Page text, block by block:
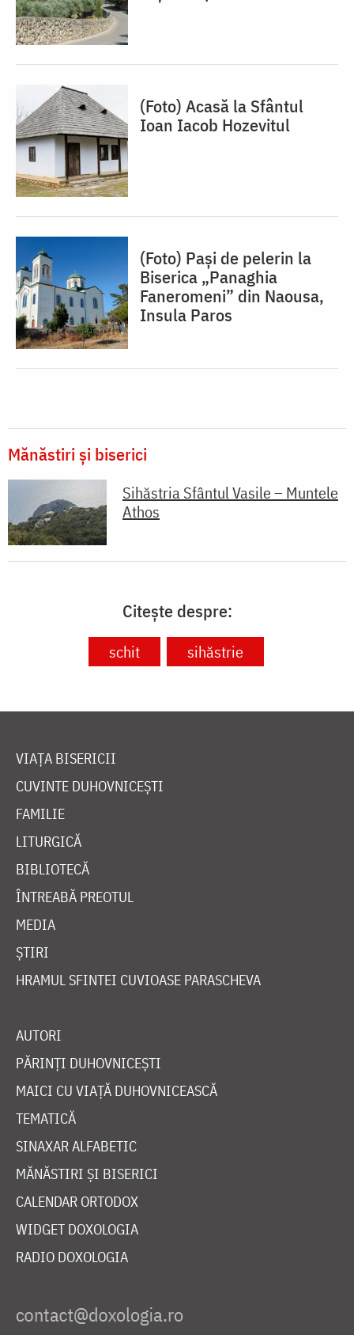
(Foto) Acasă la Sfântul
Ioan Iacob Hozevitul
(Foto) Pași de pelerin la
Biserica „Panaghia
Faneromeni” din Naousa,
Insula Paros
Mănăstiri și biserici
Sihăstria Sfântul Vasile – Muntele
Athos
Citește despre:
schit sihăstrie
VIAȚA BISERICII
CUVINTE DUHOVNICEȘTI
FAMILIE
LITURGICĂ
BIBLIOTECĂ
ÎNTREABĂ PREOTUL
MEDIA
ȘTIRI
HRAMUL SFINTEI CUVIOASE PARASCHEVA
AUTORI
PĂRINȚI DUHOVNICEȘTI
MAICI CU VIAȚĂ DUHOVNICEASCĂ
TEMATICĂ
SINAXAR ALFABETIC
MĂNĂSTIRI ȘI BISERICI
CALENDAR ORTODOX
WIDGET DOXOLOGIA
RADIO DOXOLOGIA